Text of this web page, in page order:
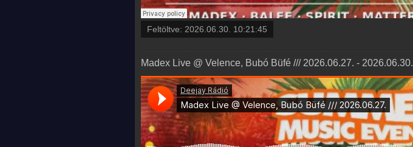
Feltöltve: 2026.06.30. 10:21:45
Madex Live @ Velence, Bubó Büfé /// 2026.06.27. - 2026.06.30.